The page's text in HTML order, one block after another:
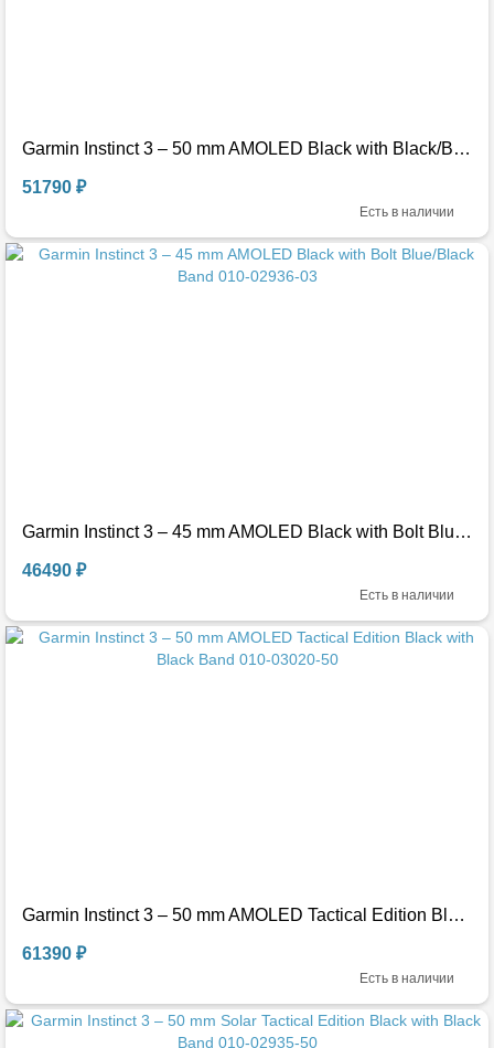
Garmin Instinct 3 – 50 mm AMOLED Black with Black/Bolt Blue Band 010-03020-03
Есть в наличии
51790 ₽
Garmin Instinct 3 – 45 mm AMOLED Black with Bolt Blue/Black Band 010-02936-03
Есть в наличии
46490 ₽
Garmin Instinct 3 – 50 mm AMOLED Tactical Edition Black with Black Band 010-03020-50
Есть в наличии
61390 ₽